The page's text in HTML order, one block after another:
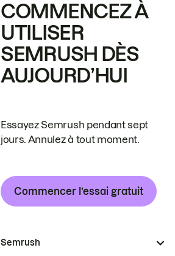
COMMENCEZ À
UTILISER
SEMRUSH DÈS
AUJOURD’HUI
Essayez Semrush pendant sept
jours. Annulez à tout moment.
Commencer l’essai gratuit
Semrush